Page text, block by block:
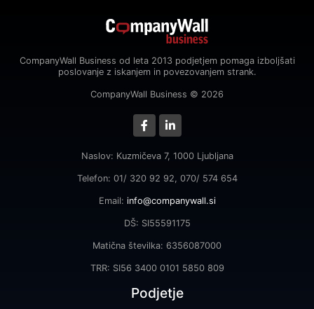
CompanyWall Business od leta 2013 podjetjem pomaga izboljšati
poslovanje z iskanjem in povezovanjem strank.
CompanyWall Business © 2026
Naslov: Kuzmičeva 7, 1000 Ljubljana
Telefon: 01/ 320 92 92, 070/ 574 654
Email: info@companywall.si
DŠ: SI55591175
Matična številka: 6356087000
TRR: SI56 3400 0101 5850 809
Podjetje